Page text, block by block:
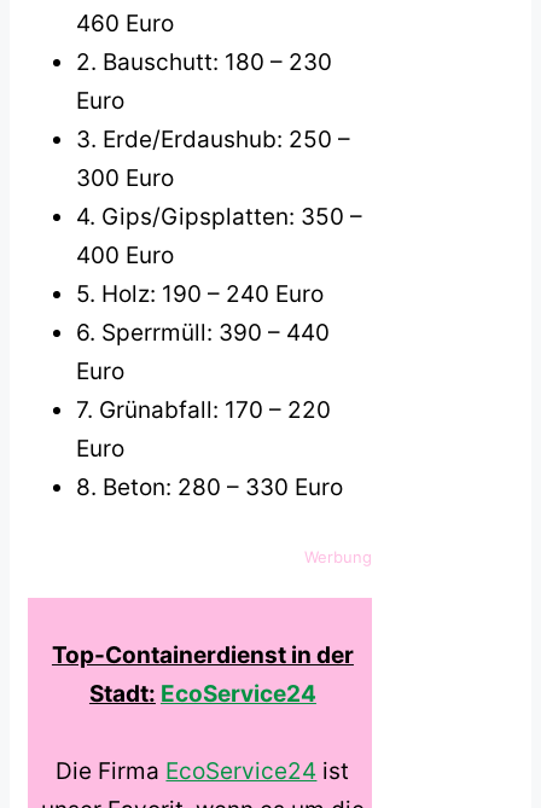
460 Euro
2. Bauschutt: 180 – 230
Euro
3. Erde/Erdaushub: 250 –
300 Euro
4. Gips/Gipsplatten: 350 –
400 Euro
5. Holz: 190 – 240 Euro
6. Sperrmüll: 390 – 440
Euro
7. Grünabfall: 170 – 220
Euro
8. Beton: 280 – 330 Euro
Werbung
Top-Containerdienst in der
Stadt: EcoService24
Die Firma EcoService24 ist